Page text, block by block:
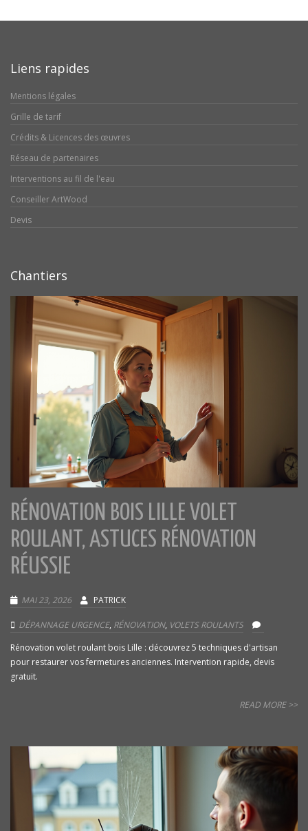
Liens rapides
Mentions légales
Grille de tarif
Crédits & Licences des œuvres
Réseau de partenaires
Interventions au fil de l'eau
Conseiller ArtWood
Devis
Chantiers
RÉNOVATION BOIS LILLE VOLET
ROULANT, ASTUCES RÉNOVATION
RÉUSSIE
MAI 23, 2026 PATRICK
DÉPANNAGE URGENCE, RÉNOVATION, VOLETS ROULANTS
Rénovation volet roulant bois Lille : découvrez 5 techniques d'artisan
pour restaurer vos fermetures anciennes. Intervention rapide, devis
gratuit.
READ MORE >>